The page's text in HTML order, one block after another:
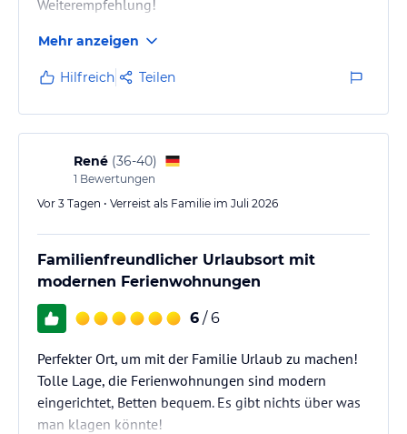
Weiterempfehlung!
Mehr anzeigen
Hilfreich Teilen
René (36-40)
1 Bewertungen
Vor 3 Tagen • Verreist als Familie im Juli 2026
Familienfreundlicher Urlaubsort mit
modernen Ferienwohnungen
6 / 6
Perfekter Ort, um mit der Familie Urlaub zu machen!
Tolle Lage, die Ferienwohnungen sind modern
eingerichtet, Betten bequem. Es gibt nichts über was
man klagen könnte!